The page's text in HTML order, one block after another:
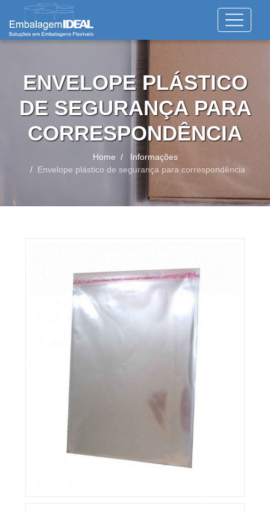
ENVELOPE PLÁSTICO
DE SEGURANÇA PARA
CORRESPONDÊNCIA
Home
Informações
Envelope plástico de segurança para correspondência